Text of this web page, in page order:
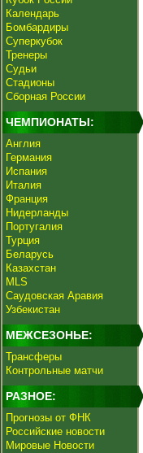
Календарь
Бомбардиры
Суперкубок
Тренеры
Судьи
Стадионы
Сборная России
ЧЕМПИОНАТЫ:
Англия
Германия
Испания
Италия
Франция
Нидерланды
Португалия
Турция
Беларусь
Казахстан
MLS
Саудовская Аравия
Узбекистан
МЕЖСЕЗОНЬЕ:
Трансферы
Контрольные матчи
РАЗНОЕ:
Прогнозы от ФНК
Российские новости
Мировые Новости